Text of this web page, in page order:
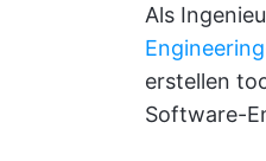
Als
erstellen
Software-